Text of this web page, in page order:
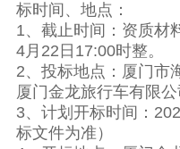
标时间、地点：
1、截止时间：资质材
4月22日17:00时整。
2、投标地点：厦门市
厦门金龙旅行车有限公
3、计划开标时间：
标文件为准）